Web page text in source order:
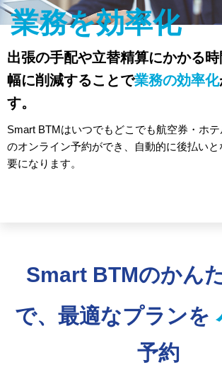
業務を効率化
出張の手配や立替精算にかかる
幅に削減することで業務の効率化
す。
Smart BTMはいつでもどこでも航空券・ホ
のオンライン予約ができ、自動的に後払い
要になります。
Smart BTMのかん
で、最適なプランを
予約